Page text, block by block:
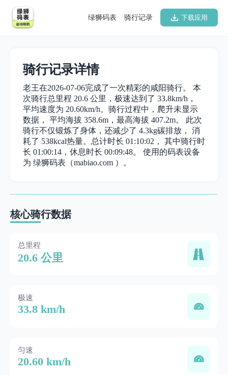
下载应用
骑行记录
绿狮码表
骑行记录详情
老王在2026-07-06完成了一次精彩的咸阳骑行。 本
次骑行总里程 20.6 公里，极速达到了 33.8km/h，
平均速度为 20.60km/h。骑行过程中，爬升未显示
数据， 平均海拔 358.6m，最高海拔 407.2m。 此次
骑行不仅锻炼了身体，还减少了 4.3kg碳排放， 消
耗了 538kcal热量。总计时长 01:10:02， 其中骑行时
长 01:00:14，休息时长 00:09:48。 使用的码表设备
为 绿狮码表（mabiao.com ）。
核心骑行数据
总里程
20.6 公里
极速
33.8 km/h
匀速
20.60 km/h